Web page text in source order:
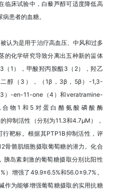
临床试验中，白藜芦醇可适度降低高
患者的血糖。
认为是用于治疗高血压、中风和过多
的化学研究导致分离出五种新的甾体
（1），甲酸羟丙胺酯3（2），羟乙
醇（3），（1β，3β，5β）-1,3-
）-en-11-one（4）和veratramine-
合物1和5对蛋白酪氨酸磷酸酶
抑制活性（分别为11.3和4.7μM），
行靶标。根据其PTP1B抑制活性，评
骨骼肌细胞摄取葡萄糖的潜力。化合
胰岛素刺激的葡萄糖摄取分别比阳性
）增强了49.9±6.5%和56.0±9.7%。
作为能够增强葡萄糖摄取的实用抗糖